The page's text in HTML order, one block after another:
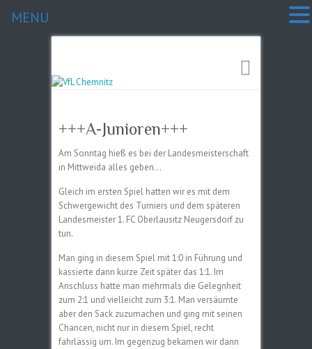
+++A-Junioren+++
Am Sonntag hieß es bei der Landesmeisterschaft
in Mittweida alles geben…
Gleich im ersten Spiel hatten wir es mit dem
Schwergewicht des Turniers und dem späteren
Landesmeister 1. FC Oberlausitz Neugersdorf zu
tun.
Man ging in diesem Spiel mit 1:0 in Führung und
kassierte dann kurze Zeit später das 1:1. Im
Anschluss hatte man mehrmals die Gelegnheit
zum 2:1 und vielleicht zum 3:1. Man versäumte
aber den Sack zuzumachen und ging mit seinen
Chancen, nicht nur in diesem Spiel, recht
fahrlässig um. Im gegenzug bekamen wir dann
MENU